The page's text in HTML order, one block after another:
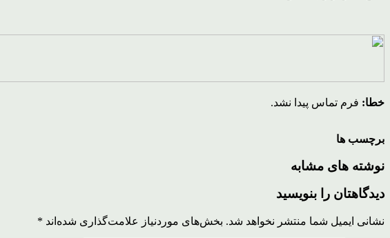
خطا: فرم تماس پیدا نشد.
برچسب ها
نوشته های مشابه
دیدگاهتان را بنویسید
نشانی ایمیل شما منتشر نخواهد شد. بخش‌های موردنیاز علامت‌گذاری شده‌اند *